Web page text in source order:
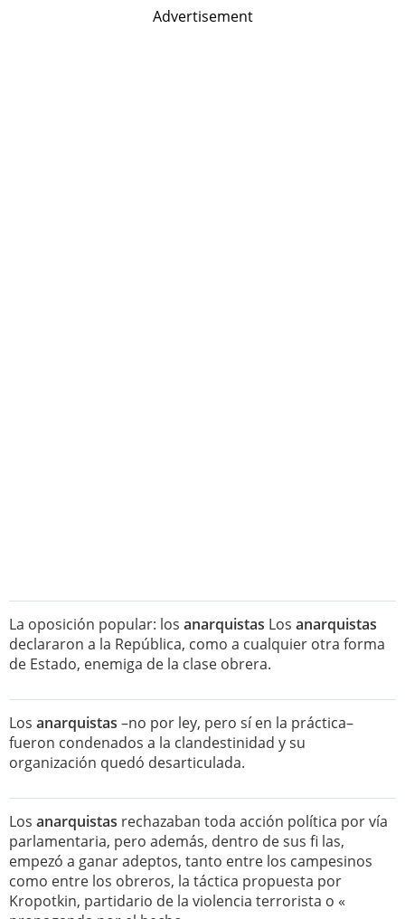
Advertisement
La oposición popular: los anarquistas Los anarquistas
declararon a la República, como a cualquier otra forma
de Estado, enemiga de la clase obrera.
Los anarquistas –no por ley, pero sí en la práctica–
fueron condenados a la clandestinidad y su
organización quedó desarticulada.
Los anarquistas rechazaban toda acción política por vía
parlamentaria, pero además, dentro de sus fi las,
empezó a ganar adeptos, tanto entre los campesinos
como entre los obreros, la táctica propuesta por
Kropotkin, partidario de la violencia terrorista o «